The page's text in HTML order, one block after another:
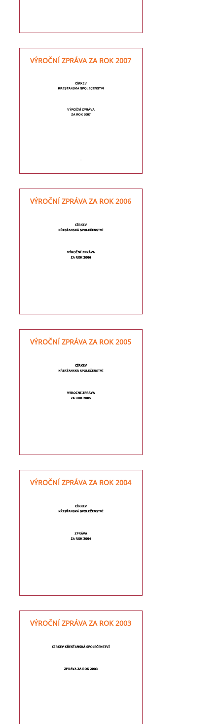
VÝROČNÍ ZPRÁVA ZA ROK 2007
VÝROČNÍ ZPRÁVA ZA ROK 2006
VÝROČNÍ ZPRÁVA ZA ROK 2005
VÝROČNÍ ZPRÁVA ZA ROK 2004
VÝROČNÍ ZPRÁVA ZA ROK 2003